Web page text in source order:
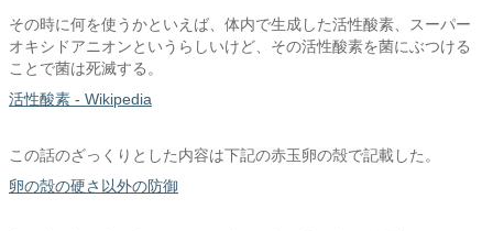
その時に何を使うかといえば、体内で生成した活性酸素、スーパー
オキシドアニオンというらしいけど、その活性酸素を菌にぶつける
ことで菌は死滅する。
活性酸素 - Wikipedia
この話のざっくりとした内容は下記の赤玉卵の殻で記載した。
卵の殻の硬さ以外の防御